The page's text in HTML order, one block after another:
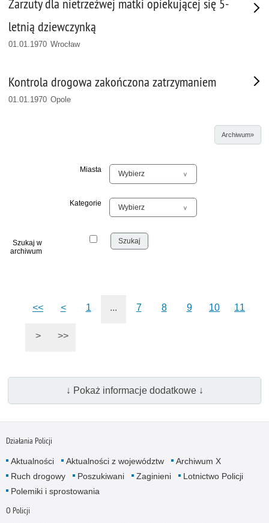
Zarzuty dla nietrzeźwej matki opiekującej się 5-
letnią dziewczynką
01.01.1970 Wrocław
Kontrola drogowa zakończona zatrzymaniem
01.01.1970 Opole
Archiwum»
Miasta
Kategorie
Szukaj w
archiwum
<< < 1 ... 7 8 9 10 11
> >>
↓ Pokaż informacje dodatkowe ↓
Działania Policji
Aktualności Aktualności z województw
Archiwum X
Ruch drogowy
Poszukiwani Zaginieni
Lotnictwo Policji
Polemiki i sprostowania
O Policji